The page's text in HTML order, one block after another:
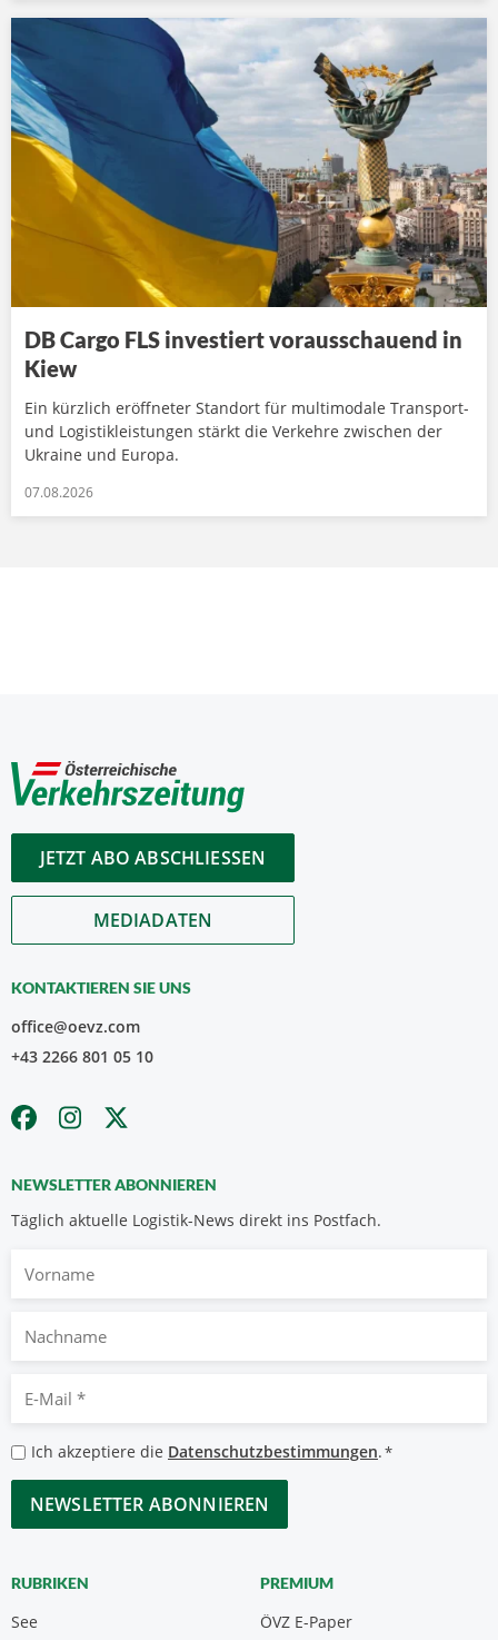
DB Cargo FLS investiert vorausschauend in
Kiew
Ein kürzlich eröffneter Standort für multimodale Transport-
und Logistikleistungen stärkt die Verkehre zwischen der
Ukraine und Europa.
07.08.2026
JETZT ABO ABSCHLIESSEN
MEDIADATEN
KONTAKTIEREN SIE UNS
office@oevz.com
+43 2266 801 05 10
NEWSLETTER ABONNIEREN
Täglich aktuelle Logistik-News direkt ins Postfach.
Nachname
Mail
*
Datenschutzbestimmungen
*
Ich akzeptiere die Datenschutzbestimmungen.*
CAPTCHA
RUBRIKEN
See
PREMIUM
ÖVZ E-Paper